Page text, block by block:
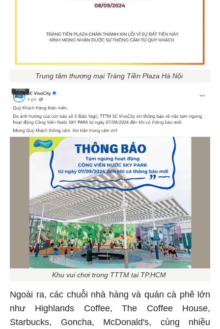
Trung tâm thương mại Tràng Tiền Plaza Hà Nội
Khu vui chơi trong TTTM tại TP.HCM
Ngoài ra, các chuỗi nhà hàng và quán cà phê lớn
như Highlands Coffee, The Coffee House,
Starbucks, Goncha, McDonald's, cùng nhiều